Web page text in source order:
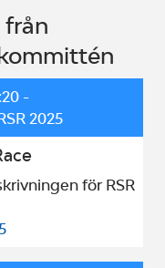
-
2025
för RSR